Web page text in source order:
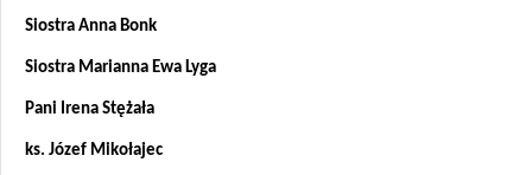
Siostra Anna Bonk
Siostra Marianna Ewa Lyga
Pani Irena Stężała
ks. Józef Mikołajec